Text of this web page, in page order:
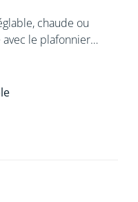
chaude ou
avec le plafonnier
ou
prédéfinis sur les